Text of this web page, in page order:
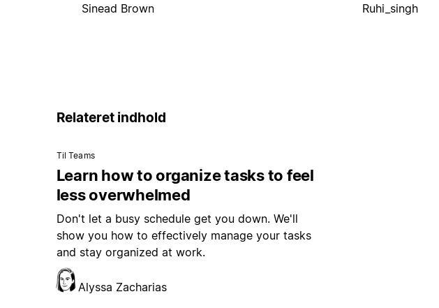
Sinead Brown Ruhi_singh
Relateret indhold
Til Teams
Learn how to organize tasks to feel
less overwhelmed
Don't let a busy schedule get you down. We'll
show you how to effectively manage your tasks
and stay organized at work.
Alyssa Zacharias